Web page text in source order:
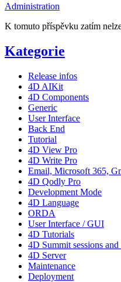
Administration
K tomuto příspěvku zatím
Kategorie
Release infos
4D AIKit
4D Components
Generic
User Interface
Back End
Tutorial
4D View Pro
4D Write Pro
Email, Microsoft 365,
4D Qodly Pro
Development Mode
4D Language
ORDA
User Interface / GUI
4D Tutorials
4D Summit sessions
4D Server
Maintenance
Deployment